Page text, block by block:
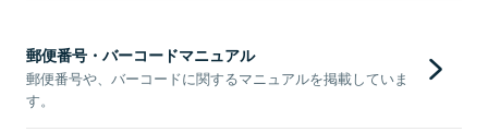
郵便番号・バーコードマニュアル
郵便番号や、バーコードに関するマニュアルを掲載していま
す。